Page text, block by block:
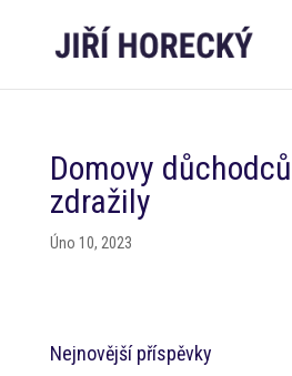
Domovy
zdražily
Úno 10, 2023
Nejnovější příspěvky